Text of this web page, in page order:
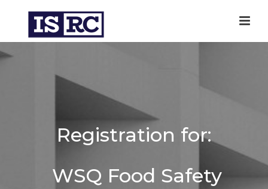
Registration for:
WSQ Food Safety